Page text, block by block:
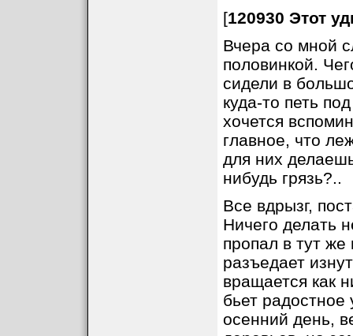
[120930 Этот
Вчера со мной
половинкой.
сидели в
куда-то петь
хочется
главное, что
для них
нибудь грязь?..
Все вдрызг,
Ничего делать
пропал в тут же
разъедает
вращается как
бьет радостное
осенний день,